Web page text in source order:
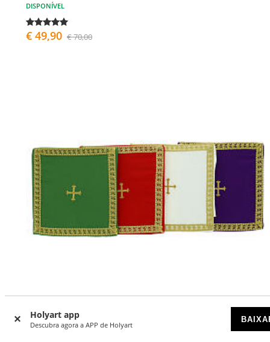
Holyart app
Descubra agora a APP de Holyart
DISPONÍVEL
€ 49,90 € 70,00